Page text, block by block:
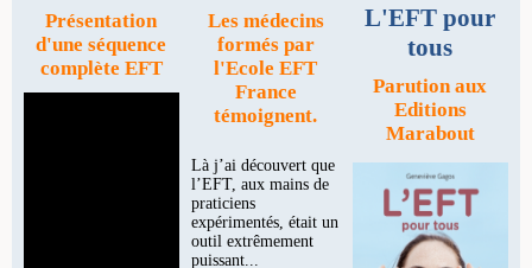
Présentation
d'une séquence
complète EFT
Les médecins
formés par
l'Ecole EFT
France
témoignent.
Là j’ai découvert que
l’EFT, aux mains de
praticiens
expérimentés, était un
outil extrêmement
puissant...
L'EFT pour
tous
Parution aux
Editions
Marabout